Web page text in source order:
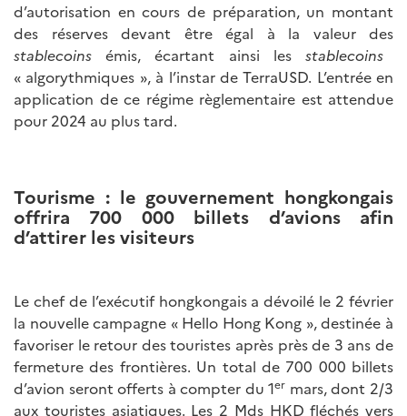
d’autorisation en cours de préparation, un montant
des réserves devant être égal à la valeur des
stablecoins émis, écartant ainsi les stablecoins
« algorythmiques », à l’instar de TerraUSD. L’entrée en
application de ce régime règlementaire est attendue
pour 2024 au plus tard.
Tourisme : le gouvernement hongkongais
offrira 700 000 billets d’avions afin
d’attirer les visiteurs
Le chef de l’exécutif hongkongais a dévoilé le 2 février
la nouvelle campagne « Hello Hong Kong », destinée à
favoriser le retour des touristes après près de 3 ans de
fermeture des frontières. Un total de 700 000 billets
d’avion seront offerts à compter du 1er mars, dont 2/3
aux touristes asiatiques. Les 2 Mds HKD fléchés vers